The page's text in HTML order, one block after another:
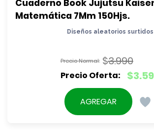
Cuaderno Book Jujutsu
Matemática 7Mm 150Hjs.
Diseños aleatorios surtidos
$3.990
El
precio
original
$
El
precio
actual
AGREGAR